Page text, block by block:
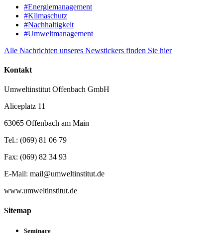
#Energiemanagement
#Klimaschutz
#Nachhaltigkeit
#Umweltmanagement
Alle Nachrichten unseres Newstickers finden Sie hier
Kontakt
Umweltinstitut Offenbach GmbH
Aliceplatz 11
63065 Offenbach am Main
Tel.: (069) 81 06 79
Fax: (069) 82 34 93
E-Mail: mail@umweltinstitut.de
www.umweltinstitut.de
Sitemap
Seminare